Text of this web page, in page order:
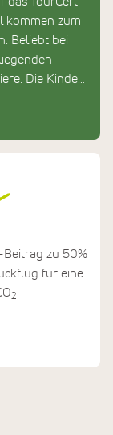
kommen zum
Beliebt bei
Die Kinder
Beitrag zu 50%
für eine
2